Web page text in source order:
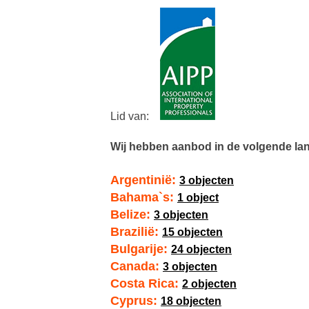
Lid van:
Wij hebben aanbod in de volgende
Argentinië: 3 objecten
Bahama`s: 1 object
Belize: 3 objecten
Brazilië: 15 objecten
Bulgarije: 24 objecten
Canada: 3 objecten
Costa Rica: 2 objecten
Cyprus: 18 objecten